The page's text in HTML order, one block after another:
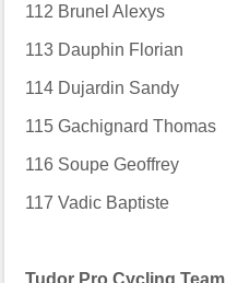
112 Brunel Alexys
113 Dauphin Florian
114 Dujardin Sandy
115 Gachignard Thomas
116 Soupe Geoffrey
117 Vadic Baptiste
Tudor Pro Cycling Team